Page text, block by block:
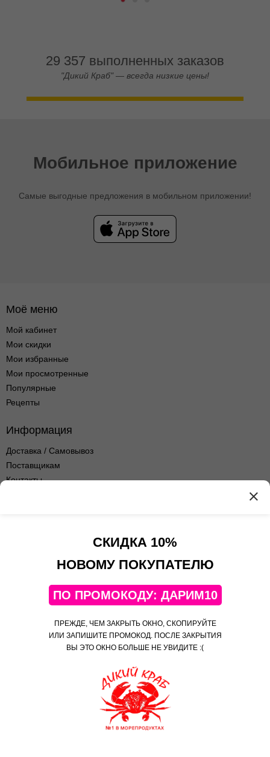
29 357 выполненных заказов
"Дикий Краб" — всегда низкие цены!
Мобильное приложение
Самые выгодные предложения в мобильном приложении!
© 2026 «Дикий Краб» — магазин сертифицированных морепродуктов. Доставка
Моё меню
Мой кабинет
Мои скидки
Мои избранные
Мои просмотренные
Популярные
Рецепты
Информация
Доставка / Самовывоз
Поставщикам
Контакты
Telegram
Яндекс Коллекции
4 минназад
СКИДКА 10%
НОВОМУ ПОКУПАТЕЛЮ
ПО ПРОМОКОДУ: ДАРИМ10
ПРЕЖДЕ, ЧЕМ ЗАКРЫТЬ ОКНО, СКОПИРУЙТЕ
ИЛИ ЗАПИШИТЕ ПРОМОКОД. ПОСЛЕ ЗАКРЫТИЯ
ВЫ ЭТО ОКНО БОЛЬШЕ НЕ УВИДИТЕ :(